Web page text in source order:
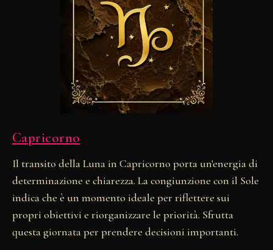
Capricorno
Il transito della Luna in Capricorno porta un'energia di
determinazione e chiarezza. La congiunzione con il Sole
indica che è un momento ideale per riflettere sui
propri obiettivi e riorganizzare le priorità. Sfrutta
questa giornata per prendere decisioni importanti.